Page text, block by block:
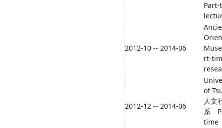
2012-10 -- 2014-06
rt-
2012-12 -- 2014-06
of
人文
系
time